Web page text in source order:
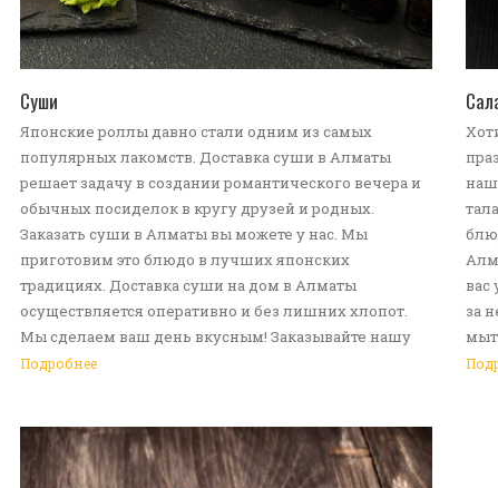
Суши
Японские роллы давно стали одним из самых
популярных лакомств. Доставка суши в Алматы
решает задачу в создании романтического вечера и
обычных посиделок в кругу друзей и родных.
Заказать суши в Алматы вы можете у нас. Мы
приготовим это блюдо в лучших японских
традициях. Доставка суши на дом в Алматы
осуществляется оперативно и без лишних хлопот.
Мы сделаем ваш день вкусным! Заказывайте нашу
услугу доставка еды в Алматы!
Подробнее
вас
за